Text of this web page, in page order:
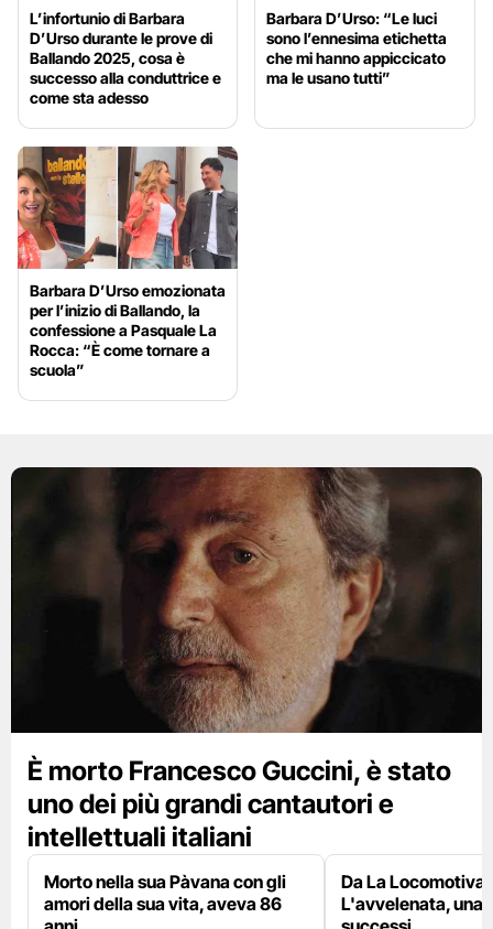
L’infortunio di Barbara
D’Urso durante le prove di
Ballando 2025, cosa è
successo alla conduttrice e
come sta adesso
Barbara D’Urso: “Le luci
sono l’ennesima etichetta
che mi hanno appiccicato
ma le usano tutti”
Barbara D’Urso emozionata
per l’inizio di Ballando, la
confessione a Pasquale La
Rocca: “È come tornare a
scuola”
È morto Francesco Guccini, è stato
uno dei più grandi cantautori e
intellettuali italiani
Morto nella sua Pàvana con gli
amori della sua vita, aveva 86
Da La Locomotiva
L'avvelenata, una